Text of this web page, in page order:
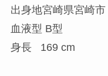
出身地宮崎県宮崎市
血液型 B型
身長 169 cm